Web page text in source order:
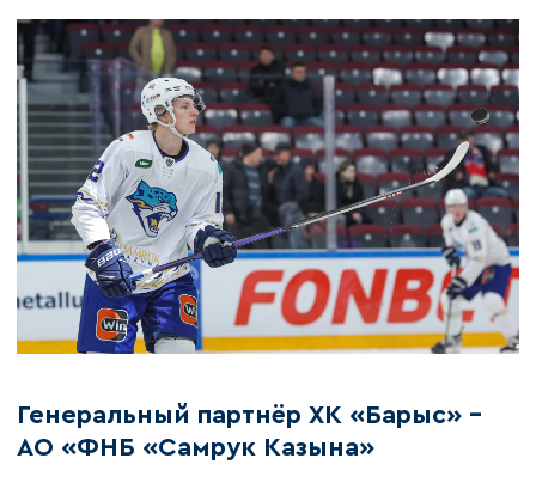
Генеральный партнёр ХК «Барыс» –
АО «ФНБ «Самрук Казына»